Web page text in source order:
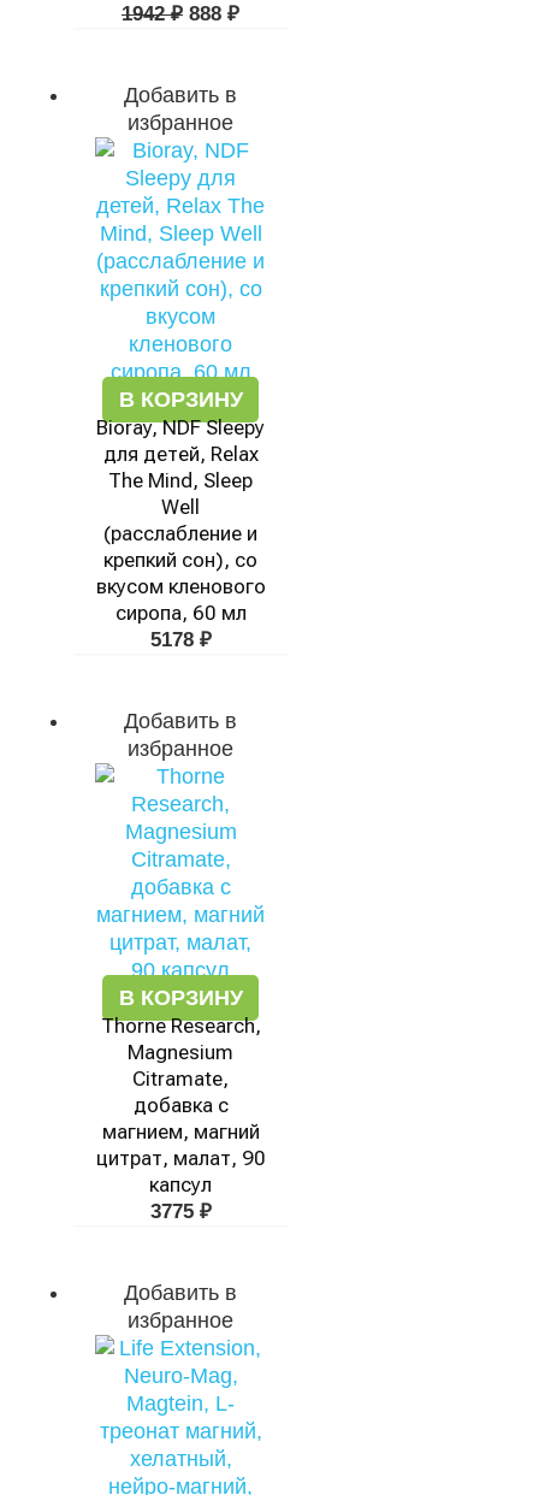
1942₽ 888 ₽
Добавить в
избранное
В КОРЗИНУ
Bioray, NDF Sleepy
для детей, Relax
The Mind, Sleep
Well
(расслабление и
крепкий сон), со
вкусом кленового
сиропа, 60 мл
5178 ₽
Добавить в
избранное
В КОРЗИНУ
Thorne Research,
Magnesium
Citramate,
добавка с
магнием, магний
цитрат, малат, 90
капсул
3775 ₽
Добавить в
избранное